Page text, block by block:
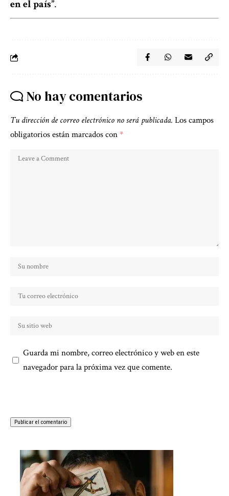
en el país”.
No hay comentarios
Tu dirección de correo electrónico no será publicada. Los campos
obligatorios están marcados con*
Guarda mi nombre, correo electrónico y web en este
navegador para la próxima vez que comente.